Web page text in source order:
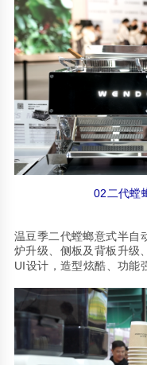
02 二代螳
温豆季二代螳螂意式半自
炉升级、侧板及背板升级
UI设计，造型炫酷、功能